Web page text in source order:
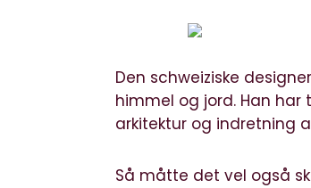
Den schweiziske
himmel og jord. Han
arkitektur og indretning
Så måtte det vel også